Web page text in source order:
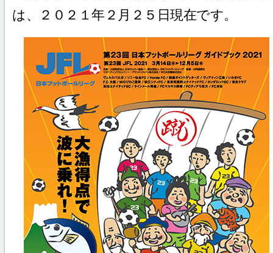
は、２０２１年２月２５日現在です。